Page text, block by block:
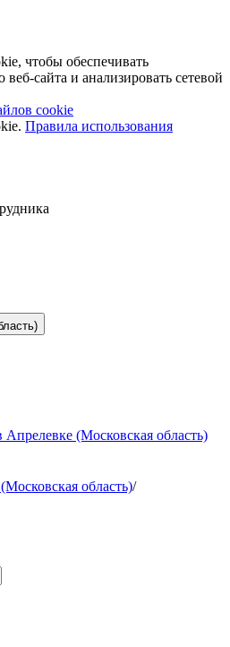
чтобы обеспечивать
сайта и анализировать сетевой
cookie
Правила использования
(Московская область)
область)/